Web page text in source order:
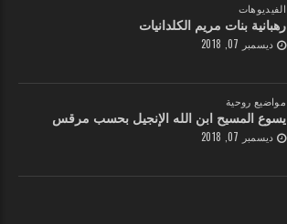
الفيديوهات
رهبانية بنات مريم الكلدانيات
ديسمبر 07, 2018
مواضيع روحية
يسوع المسيح ابن الله الإنجيل بحسب مرقس
ديسمبر 07, 2018